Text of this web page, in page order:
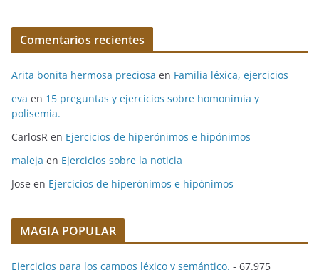
Comentarios recientes
Arita bonita hermosa preciosa en Familia léxica, ejercicios
eva en 15 preguntas y ejercicios sobre homonimia y
polisemia.
CarlosR en Ejercicios de hiperónimos e hipónimos
maleja en Ejercicios sobre la noticia
Jose en Ejercicios de hiperónimos e hipónimos
MAGIA POPULAR
Ejercicios para los campos léxico y semántico. - 67.975